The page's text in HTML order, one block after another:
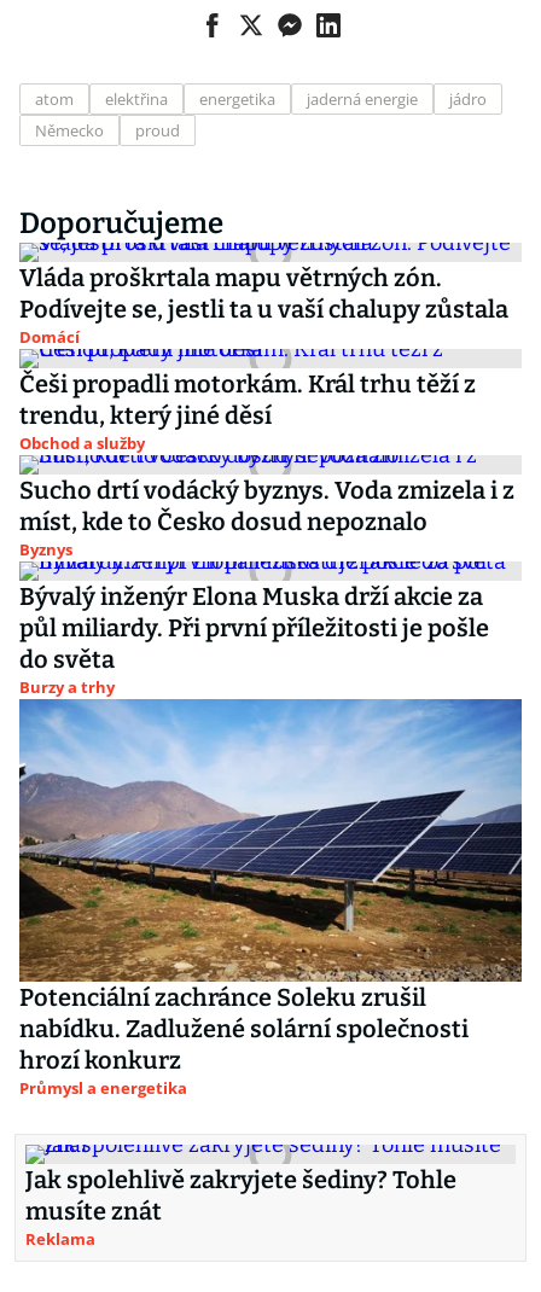
atom elektřina energetika jaderná energie
jádro
Německo
proud
Doporučujeme
Vláda proškrtala mapu větrných zón.
Podívejte se, jestli ta u vaší chalupy zůstala
Domácí
Češi propadli motorkám. Král trhu těží z
trendu, který jiné děsí
Obchod a služby
Sucho drtí vodácký byznys. Voda zmizela i z
míst, kde to Česko dosud nepoznalo
Byznys
Bývalý inženýr Elona Muska drží akcie za
půl miliardy. Při první příležitosti je pošle
do světa
Burzy a trhy
Potenciální zachránce Soleku zrušil
nabídku. Zadlužené solární společnosti
hrozí konkurz
Průmysl a energetika
Jak spolehlivě zakryjete šediny? Tohle
musíte znát
Reklama